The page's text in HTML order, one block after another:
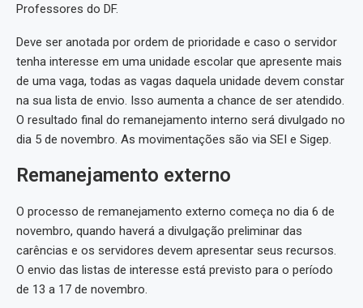
Professores do DF.
Deve ser anotada por ordem de prioridade e caso o servidor
tenha interesse em uma unidade escolar que apresente mais
de uma vaga, todas as vagas daquela unidade devem constar
na sua lista de envio. Isso aumenta a chance de ser atendido.
O resultado final do remanejamento interno será divulgado no
dia 5 de novembro. As movimentações são via SEI e Sigep.
Remanejamento externo
O processo de remanejamento externo começa no dia 6 de
novembro, quando haverá a divulgação preliminar das
carências e os servidores devem apresentar seus recursos.
O envio das listas de interesse está previsto para o período
de 13 a 17 de novembro.